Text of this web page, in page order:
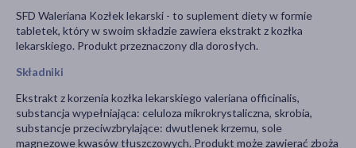
SFD Waleriana Kozłek lekarski - to suplement diety w formie
tabletek, który w swoim składzie zawiera ekstrakt z kozłka
lekarskiego. Produkt przeznaczony dla dorosłych.
Składniki
Ekstrakt z korzenia kozłka lekarskiego valeriana officinalis,
substancja wypełniająca: celuloza mikrokrystaliczna, skrobia,
substancje przeciwzbrylające: dwutlenek krzemu, sole
magnezowe kwasów tłuszczowych. Produkt może zawierać zboża